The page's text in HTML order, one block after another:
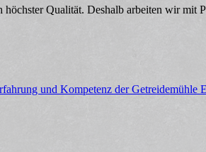
Qualität. Deshalb arbeiten wir mit
und Kompetenz der